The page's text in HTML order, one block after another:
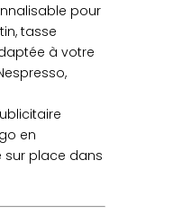
pour
tasse
à votre
en
sur place dans